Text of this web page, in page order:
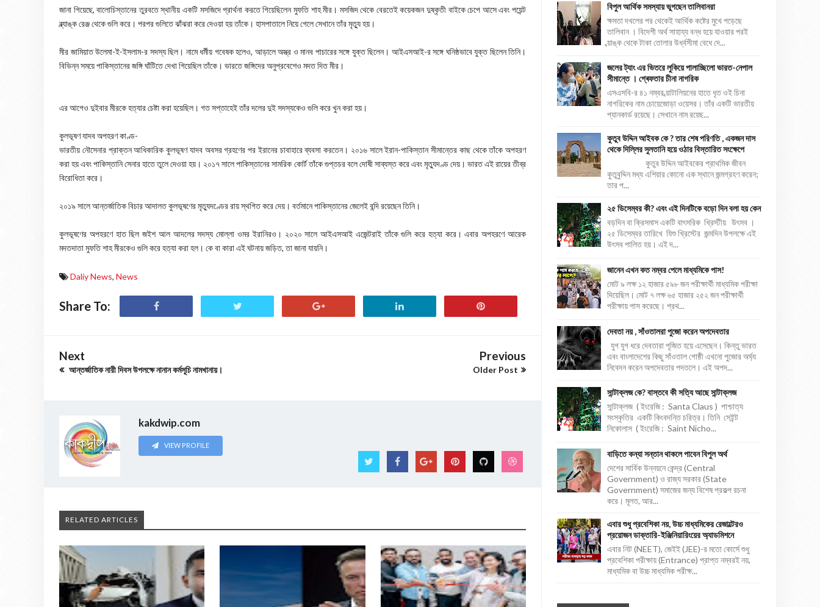
জানা গিয়েছে, বালোচিস্তানের তুরবতে স্থানীয় একটি মসজিদে প্রার্থনা করতে গিয়েছিলেন মুফতি শাহ মীর। মসজিদ থেকে বেরতেই কয়েকজন দুষ্কৃতী বাইকে চেপে আসে এবং পয়েন্ট
ব্ল্যাঙ্ক রেঞ্জ থেকে গুলি করে। পরপর গুলিতে ঝাঁঝরা করে দেওয়া হয় তাঁকে। হাসপাতালে নিয়ে গেলে সেখানে তাঁর মৃত্যু হয়।
মীর জামিয়াত উলেমা-ই-ইসলাম-র সদস্য ছিল। নামে ধর্মীয় গবেষক হলেও, আড়ালে অস্ত্র ও মানব পাচারের সঙ্গে যুক্ত ছিলেন। আইএসআই-র সঙ্গে ঘনিষ্ঠভাবে যুক্ত ছিলেন তিনি।
বিভিন্ন সময়ে পাকিস্তানের জঙ্গি ঘাঁটিতে দেখা গিয়েছিল তাঁকে। ভারতে জঙ্গিদের অনুপ্রবেশেও মদত দিত মীর।
এর আগেও দুইবার মীরকে হত্যার চেষ্টা করা হয়েছিল। গত সপ্তাহেই তাঁর দলের দুই সদস্যকেও গুলি করে খুন করা হয়।
কুলভূষণ যাদব অপহরণ কাণ্ড-
ভারতীয় নৌসেনার প্রাক্তন আধিকারিক কুলভূষণ যাদব অবসর গ্রহণের পর ইরানের চাবাহারে ব্যবসা করতেন। ২০১৬ সালে ইরান-পাকিস্তান সীমান্তের কাছ থেকে তাঁকে অপহরণ
করা হয় এবং পাকিস্তানি সেনার হাতে তুলে দেওয়া হয়। ২০১৭ সালে পাকিস্তানের সামরিক কোর্ট তাঁকে গুপ্তচর বলে দোষী সাব্যস্ত করে এবং মৃত্যুদণ্ড দেয়। ভারত এই রায়ের তীব্র
বিরোধিতা করে।
২০১৯ সালে আন্তর্জাতিক বিচার আদালত কুলভূষণের মৃত্যুদণ্ডের রায় স্থগিত করে দেয়। বর্তমানে পাকিস্তানের জেলেই বন্দি রয়েছেন তিনি।
কুলভূষণের অপহরণে হাত ছিল জইশ আল আদলের সদস্য মোল্লা ওমর ইরানিরও। ২০২০ সালে আইএসআই এজেন্টরাই তাঁকে গুলি করে হত্যা করে। এবার অপহরণে আরেক
মদতদাতা মুফতি শাহ মীরকেও গুলি করে হত্যা করা হল। কে বা কারা এই ঘটনায় জড়িত, তা জানা যায়নি।
Daliy News, News
Share To:
Next
আন্তর্জাতিক নারী দিবস উপলক্ষে নানান কর্মসূচি নামখানায়।
Previous
Older Post
kakdwip.com
VIEW PROFILE
RELATED ARTICLES
বিপুল আর্থিক সমস্যায় ভুগছেন তালিবানরা
ক্ষমতা দখলের পর থেকেই আর্থিক কষ্টের মুখে পড়েছে
তালিবান । বিদেশী অর্থ সাহায্য বন্ধ হয়ে যাওয়ার পরই
ব্য়াঙ্ক থেকে টাকা তোলার উর্ধ্বসীমা বেধে দে...
জলের ট্যাং এর ভিতরে লুকিয়ে পালাচ্ছিলো ভারত-নেপাল
সীমান্তে । গ্ৰেফতার চীনা নাগরিক
এসএসবি-র ৪১ নম্বর ব্য়াটালিয়নের হাতে ধৃত ওই চিনা
নাগরিকের নাম চোয়েজোড়া ওয়েসর। তাঁর একটি ভারতীয়
প্যানকার্ড রয়েছে। সেখানে নাম রয়েছ...
কুতুব উদ্দিন আইবক কে ? তার শেষ পরিণতি , একজন দাস
থেকে দিল্লির সুলতানি হয়ে ওঠার বিস্তারিত সংক্ষেপে
কুতুব উদ্দিন আইবকের প্রাথমিক জীবন
কুতুবুদ্দিন মধ্য এশিয়ার কোনো এক স্থানে জন্মগ্রহণ করেন;
তার প...
২৫ ডিসেম্বর কী? এবং এই দিনটিকে বড়ো দিন বলা হয় কেন
বড়দিন বা ক্রিসমাস একটি বাৎসরিক খ্রিস্টীয় উৎসব ।
২৫ ডিসেম্বর তারিখে যিশু খ্রিস্টের জন্মদিন উপলক্ষে এই
উৎসব পালিত হয়। এই দ...
জানেন এখন কত নম্বর পেলে মাধ্যমিকে পাস!
মোট ৯ লক্ষ ১২ হাজার ৫৯৮ জন পরীক্ষার্থী মাধ্যমিক পরীক্ষা
দিয়েছিল। মোট ৭ লক্ষ ৬৫ হাজার ২৫২ জন পরীক্ষার্থী
পরীক্ষায় পাস করেছে। প্রথ...
দেবতা নয় , সাঁওতালরা পুজো করেন অপদেবতার
যুগ যুগ ধরে দেবতারা পূজিত হয়ে এসেছেন। কিন্তু ভারত
এবং বাংলাদেশের কিছু সাঁওতাল গোষ্ঠী এখনো পুজোর অর্ঘ্য
নিবেদন করেন অপদেবতার পদতলে। এই অপদ...
সান্টাক্লজ কে? বাস্তবে কী সত্যি আছে সান্টাক্লজ
সান্টাক্লজ ( ইংরেজি : Santa Claus ) পাশ্চাত্য
সংস্কৃতির একটি কিংবদন্তি চরিত্র। তিনি সেইন্ট
নিকোলাস ( ইংরেজি : Saint Nicho...
বাড়িতে কন্যা সন্তান থাকলে পাবেন বিপুল অর্থ
দেশের সার্বিক উন্নয়নে কেন্দ্র (Central
Government) ও রাজ্য সরকার (State
Government) সমাজের জন্য বিশেষ প্রকল্প রচনা
করে। মূলত, আর...
এবার শুধু প্রবেশিকা নয়, উচ্চ মাধ্যমিকের রেজাল্টেরও
প্রয়োজন ডাক্তারি-ইঞ্জিনিয়ারিংয়ের অ্যাডমিশনে
এবার নিট (NEET), জেইই (JEE)-র মতো কোর্সে শুধু
প্রবেশিকা পরীক্ষায় (Entrance) প্রাপ্ত নম্বরই নয়,
মাধ্যমিক বা উচ্চ মাধ্যমিক পরীক্ষ...